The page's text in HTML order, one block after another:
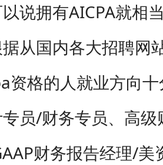
说拥有AICPA就相
从国内各大招聘网
资格的人就业方向
员/财务专员、高
财务报告经理/